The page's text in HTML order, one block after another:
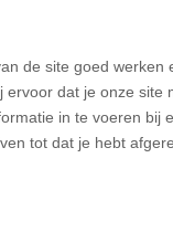
de site goed
dat je onze site
in te voeren bij
tot dat je hebt